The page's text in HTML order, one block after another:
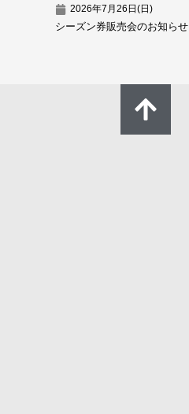
2026年7月26日(日)
シーズン券販売会のお知らせ